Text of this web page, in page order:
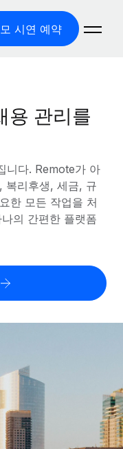
시연 예약
리
확장
및 급여 솔루션
용 관리를
니다. Remote가 아
복리후생, 세금, 규
한 모든 작업을 처
의 간편한 플랫폼